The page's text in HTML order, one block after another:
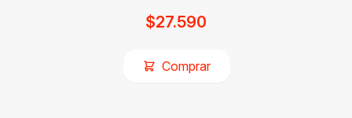
$27.590
Comprar